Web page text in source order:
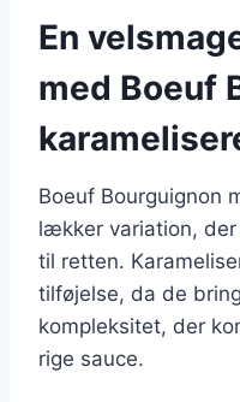
En
med Boeuf
Boeuf Bourguignon
lækker variation,
til retten.
tilføjelse, da de
kompleksitet, der
rige sauce.